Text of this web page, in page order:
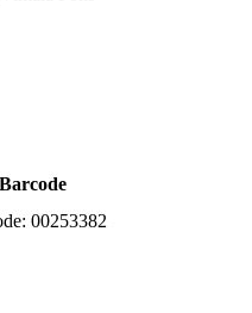
Barcode
00253382